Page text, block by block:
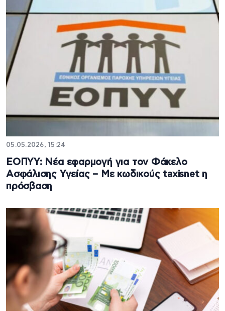
05.05.2026, 15:24
ΕΟΠΥΥ: Νέα εφαρμογή για τον Φάκελο
Ασφάλισης Υγείας – Με κωδικούς taxisnet η
πρόσβαση